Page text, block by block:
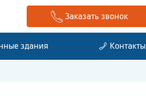
Заказать звонок
здания Контакты